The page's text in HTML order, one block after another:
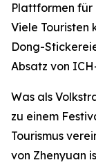
Plattformen
Viele Touristen
Dong-
Absatz von
Was als
zu einem
Tourismus
von Zhenyuan